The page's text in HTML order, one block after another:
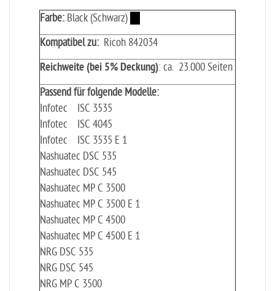
Farbe: Black (Schwarz)
Kompatibel zu: Ricoh 842034
Reichweite (bei 5% Deckung): ca. 23.000 Seiten
Passend für folgende Modelle:
Infotec ISC 3535
Infotec ISC 4045
Infotec ISC 3535 E 1
Nashuatec DSC 535
Nashuatec DSC 545
Nashuatec MP C 3500
Nashuatec MP C 3500 E 1
Nashuatec MP C 4500
Nashuatec MP C 4500 E 1
NRG DSC 535
NRG DSC 545
NRG MP C 3500